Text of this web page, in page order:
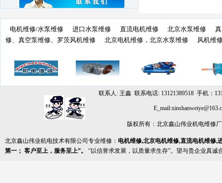
电机维修/水泵维修 进口水泵维修 直流电机维修 北京水泵维修
修、真空泵维修、罗茨风机维修
北京电机维修，北京水泵维修 风机维
联系人: 王鑫 联系电话: 13121389518 手机：
版权所有：北京鑫山伟业机电维修
北京鑫山伟业机电技术有限公司专业维修： 电机维修,北京电机维修,直流电机维修,
第一； 客户至上，服务至上”。
“以信誉求发展，以质量求生存”。望与贵企业真诚